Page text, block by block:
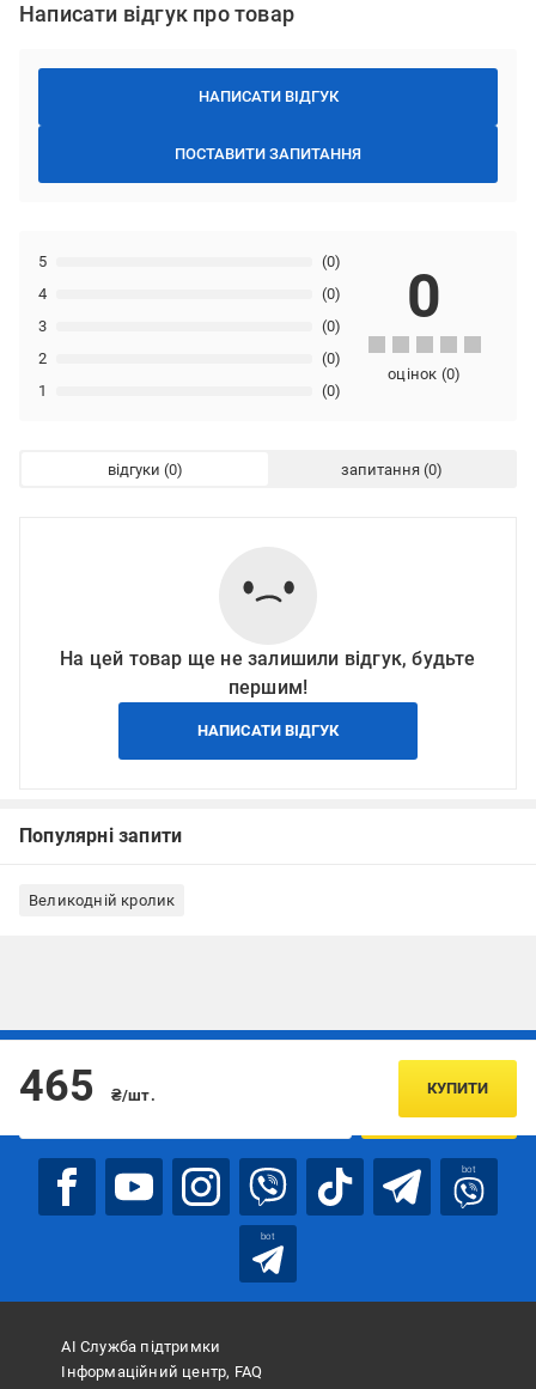
Написати відгук про товар
НАПИСАТИ ВІДГУК
ПОСТАВИТИ ЗАПИТАННЯ
1 (0)
2 (0)
3 (0)
4 (0)
5 (0)
0
оцінок (0)
відгуки запитання
На цей товар ще не залишили відгук, будьте
першим!
НАПИСАТИ ВІДГУК
Популярні запити
Великодній кролик
465 ₴/шт. КУПИТИ
Підписуйтесь, щоб дізнаватись першим про акції та пропозиції
ПІДПИСАТИСЯ
bot
bot
АІ Служба підтримки
Інформаційний центр, FAQ